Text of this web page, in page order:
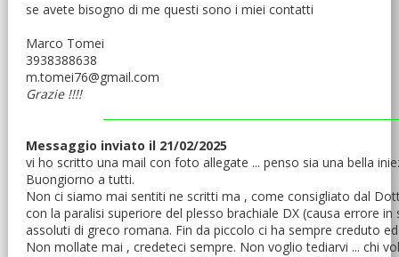
se avete bisogno di me questi sono i miei contatti
Marco Tomei
3938388638
m.tomei76@gmail.com
Grazie !!!!
Messaggio inviato il 21/02/2025
vi ho scritto una mail con foto allegate ... penso sia una bella
Buongiorno a tutti.
Non ci siamo mai sentiti ne scritti ma , come consigliato dal
con la paralisi superiore del plesso brachiale DX (causa errore
assoluti di greco romana. Fin da piccolo ci ha sempre creduto
Non mollate mai , credeteci sempre. Non voglio tediarvi ... chi